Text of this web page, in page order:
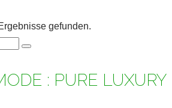
gefunden.
: PURE LUXURY